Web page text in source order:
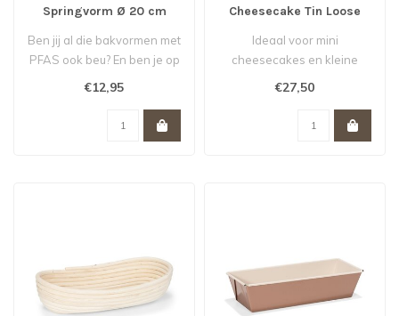
Springvorm Ø 20 cm
Ben jij al die bakvormen met
PFAS ook beu? En ben je op
zoek naar een gezonde va..
€12,95
Cheesecake Tin Loose
Base Ø8 *
Ideaal voor mini
cheesecakes en kleine
taartjes.
eenvoudig los..
€27,50